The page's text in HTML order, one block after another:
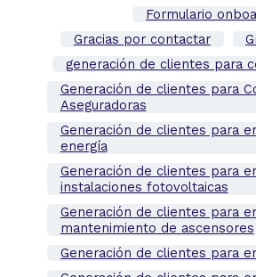
Formulario
Gracias por contactar
generación de clientes para
Generación de clientes para
Aseguradoras
Generación de clientes para
energía
Generación de clientes para
instalaciones fotovoltaicas
Generación de clientes para
mantenimiento de ascensores
Generación de clientes para